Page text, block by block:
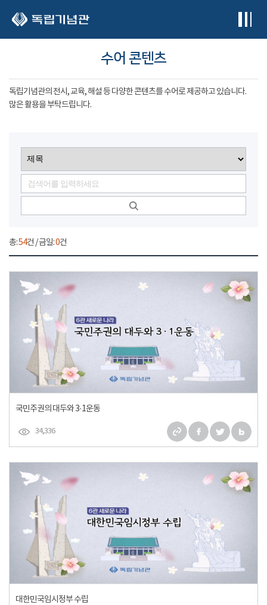
수어 콘텐츠
독립기념관의 전시, 교육, 해설 등 다양한 콘텐츠를 수어로 제공하고 있습니다.
많은 활용을 부탁드립니다.
총:54건 / 금일:0건
국민주권의 대두와 3·1운동
34,336
대한민국임시정부 수립